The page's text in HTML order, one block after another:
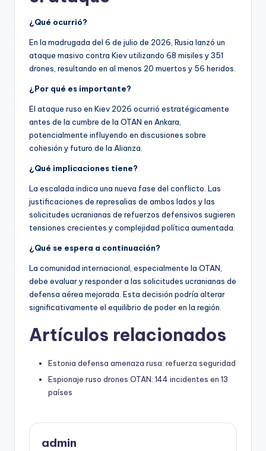
¿Qué ocurrió?
En la madrugada del 6 de julio de 2026, Rusia lanzó un
ataque masivo contra Kiev utilizando 68 misiles y 351
drones, resultando en al menos 20 muertos y 56 heridos.
¿Por qué es importante?
El ataque ruso en Kiev 2026 ocurrió estratégicamente
antes de la cumbre de la OTAN en Ankara,
potencialmente influyendo en discusiones sobre
cohesión y futuro de la Alianza.
¿Qué implicaciones tiene?
La escalada indica una nueva fase del conflicto. Las
justificaciones de represalias de ambos lados y las
solicitudes ucranianas de refuerzos defensivos sugieren
tensiones crecientes y complejidad política aumentada.
¿Qué se espera a continuación?
La comunidad internacional, especialmente la OTAN,
debe evaluar y responder a las solicitudes ucranianas de
defensa aérea mejorada. Esta decisión podría alterar
significativamente el equilibrio de poder en la región.
Artículos relacionados
Estonia defensa amenaza rusa: refuerza seguridad
Espionaje ruso drones OTAN: 144 incidentes en 13
países
admin